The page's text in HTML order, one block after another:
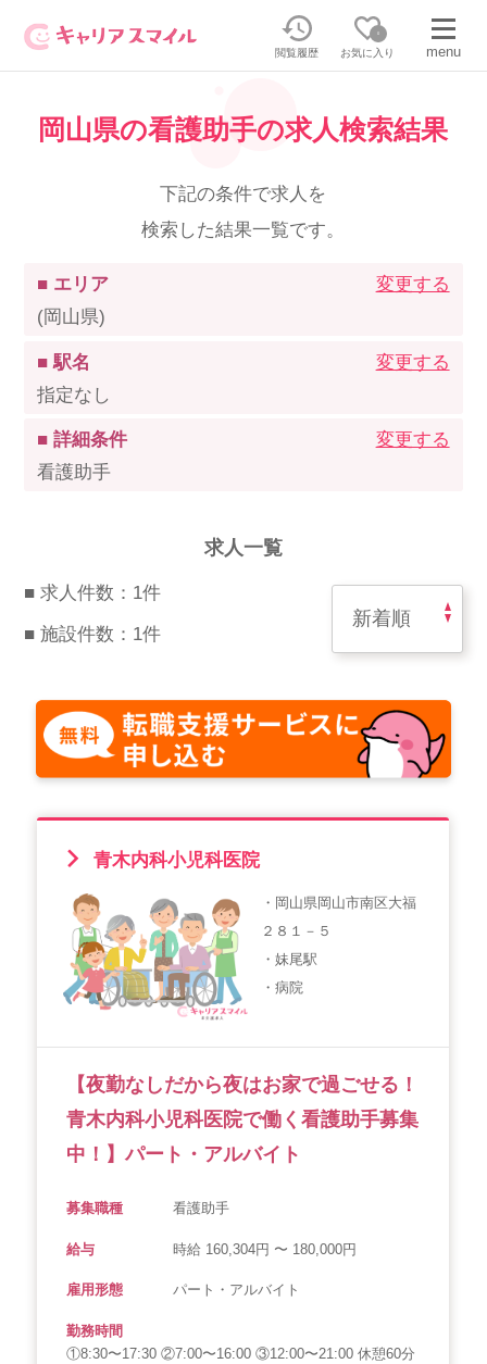
閲覧履歴
0
お気に入り menu
無料相談・お問い合わせはこちら
無料転職相談・お問い合わせの内容を
正社員／パートで働く
派遣で働く
介護の資格取得について
採用担当者様はこちら
正社員・パートの求人を探す
紹介会社を使うメリットについて
介護・看護のお仕事について
利用者の声
WEB勤怠
支店連絡先一覧
会社概要 個人情報保護方針
岡山県の看護助手の求人検索結果
下記の条件で求人を
検索した結果一覧です。
■ エリア
(岡山県)
変更する
■ 駅名
指定なし
変更する
■ 詳細条件
看護助手
変更する
求人一覧
■ 求人件数：1件
■ 施設件数：1件
青木内科小児科医院
・岡山県岡山市南区大福
２８１－５
・妹尾駅
・病院
【夜勤なしだから夜はお家で過ごせる！
青木内科小児科医院で働く看護助手募集
中！】パート・アルバイト
募集職種 看護助手
給与 時給 160,304円 〜 180,000円
雇用形態 パート・アルバイト
勤務時間
①8:30〜17:30 ②7:00〜16:00 ③12:00〜21:00 休憩60分